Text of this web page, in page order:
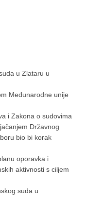
u Zlataru u
Međunarodne unije
i Zakona o sudovima
Državnog
bio bi korak
oporavka i
aktivnosti s ciljem
suda u